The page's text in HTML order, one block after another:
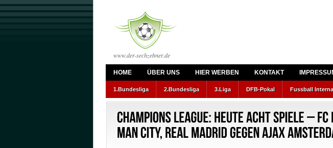
www.der-sechzehner.de
HOME ÜBER UNS HIER WERBEN KONTAKT
1.Bundesliga 2.Bundesliga 3.Liga DFB-Pokal Fussball